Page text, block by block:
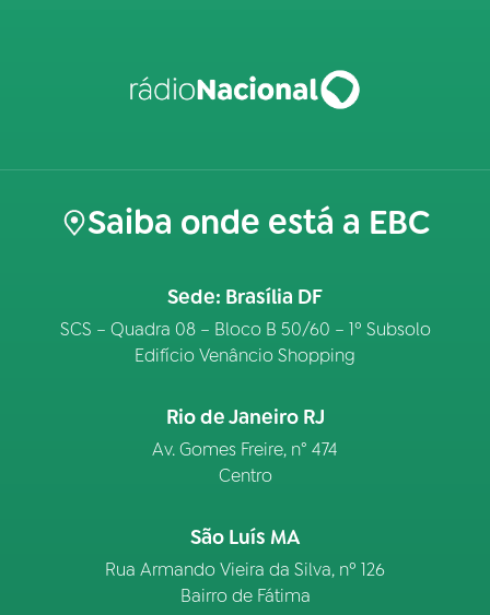
Saiba onde está a EBC
Sede: Brasília DF
SCS – Quadra 08 – Bloco B 50/60 – 1º Subsolo
Edifício Venâncio Shopping
Rio de Janeiro RJ
Av. Gomes Freire, n° 474
Centro
São Luís MA
Rua Armando Vieira da Silva, nº 126
Bairro de Fátima